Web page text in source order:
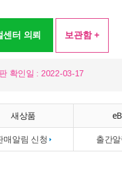
센터 의뢰 보관함 +
확인일 : 2022-03-17
새상품
매알림 신청 출간